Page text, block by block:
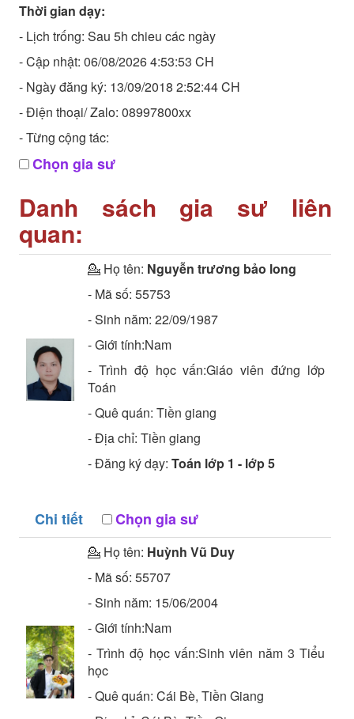
Thời gian dạy:
- Lịch trống: Sau 5h chieu các ngày
- Cập nhật: 06/08/2026 4:53:53 CH
- Ngày đăng ký: 13/09/2018 2:52:44 CH
- Điện thoại/ Zalo: 08997800xx
- Từng cộng tác:
Chọn gia sư
Danh sách gia sư liên
quan:
💁 Họ tên: Nguyễn trương bảo long
- Mã số: 55753
- Sinh năm: 22/09/1987
- Giới tính:Nam
- Trình độ học vấn:Giáo viên đứng lớp
Toán
- Quê quán: Tiền giang
- Địa chỉ: Tiền giang
- Đăng ký dạy: Toán lớp 1 - lớp 5
Chi tiết Chọn gia sư
💁 Họ tên: Huỳnh Vũ Duy
- Mã số: 55707
- Sinh năm: 15/06/2004
- Giới tính:Nam
- Trình độ học vấn:Sinh viên năm 3 Tiểu
học
- Quê quán: Cái Bè, Tiền Giang